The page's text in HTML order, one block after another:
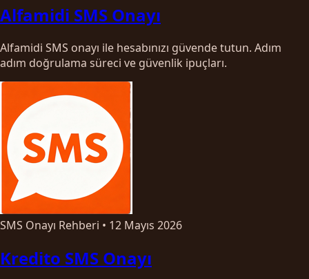
Alfamidi SMS Onayı
Alfamidi SMS onayı ile hesabınızı güvende tutun. Adım
adım doğrulama süreci ve güvenlik ipuçları.
SMS Onayı Rehberi • 12 Mayıs 2026
Kredito SMS Onayı